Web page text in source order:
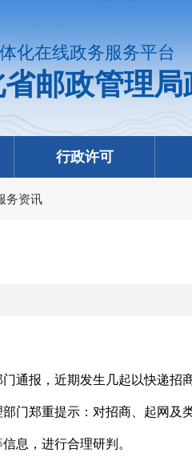
化在线政务服务平台
邮政管理
行政许可
务资讯
门通报，近期发生几起以快递招
部门郑重提示：对招商、起网及
息，进行合理研判。